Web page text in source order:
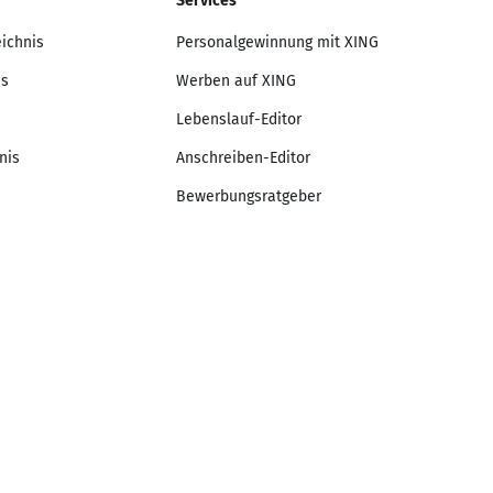
Personalgewinnung mit XING
Werben auf XING
Lebenslauf-Editor
Anschreiben-Editor
Bewerbungsratgeber